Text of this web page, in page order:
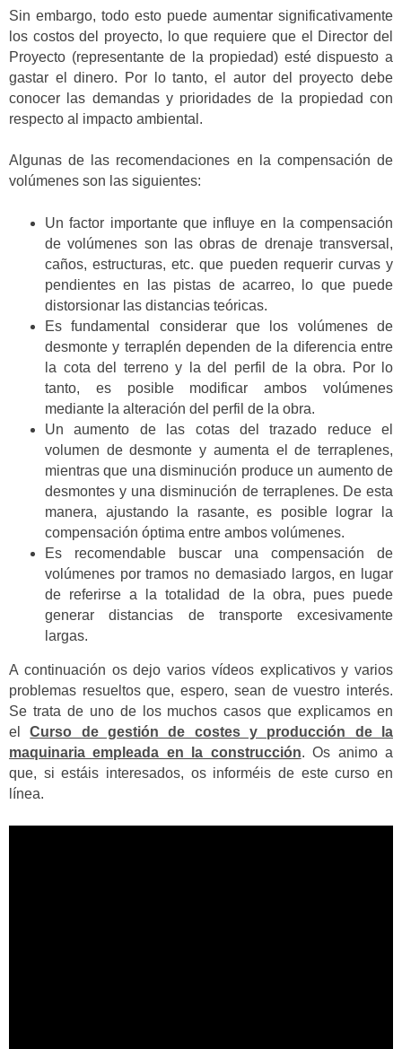
Sin embargo, todo esto puede aumentar significativamente
los costos del proyecto, lo que requiere que el Director del
Proyecto (representante de la propiedad) esté dispuesto a
gastar el dinero. Por lo tanto, el autor del proyecto debe
conocer las demandas y prioridades de la propiedad con
respecto al impacto ambiental.
Algunas de las recomendaciones en la compensación de
volúmenes son las siguientes:
Un factor importante que influye en la compensación
de volúmenes son las obras de drenaje transversal,
caños, estructuras, etc. que pueden requerir curvas y
pendientes en las pistas de acarreo, lo que puede
distorsionar las distancias teóricas.
Es fundamental considerar que los volúmenes de
desmonte y terraplén dependen de la diferencia entre
la cota del terreno y la del perfil de la obra. Por lo
tanto, es posible modificar ambos volúmenes
mediante la alteración del perfil de la obra.
Un aumento de las cotas del trazado reduce el
volumen de desmonte y aumenta el de terraplenes,
mientras que una disminución produce un aumento de
desmontes y una disminución de terraplenes. De esta
manera, ajustando la rasante, es posible lograr la
compensación óptima entre ambos volúmenes.
Es recomendable buscar una compensación de
volúmenes por tramos no demasiado largos, en lugar
de referirse a la totalidad de la obra, pues puede
generar distancias de transporte excesivamente
largas.
A continuación os dejo varios vídeos explicativos y varios
problemas resueltos que, espero, sean de vuestro interés.
Se trata de uno de los muchos casos que explicamos en
elCurso de gestión de costes y producción de la
maquinaria empleada en la construcción. Os animo a
que, si estáis interesados, os informéis de este curso en
línea.